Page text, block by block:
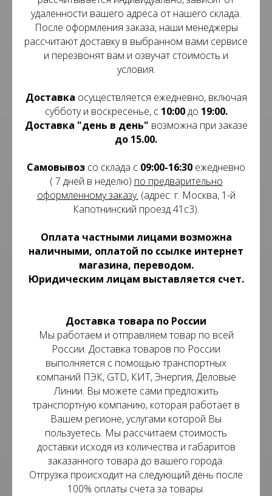
удаленности вашего адреса от нашего склада.
После оформления заказа, наши менеджеры
рассчитают доставку в выбранном вами сервисе
и перезвонят вам и озвучат стоимость и
условия.
Доставка осуществляется ежедневно, включая
субботу и воскресенье, с 10:00до 19:00.
Доставка "день в день" возможна при заказе
до 15.00.
Самовывоз со склада с 09:00-16:30 ежедневно
( 7 дней в неделю) по предварительно
оформленному заказу. (адрес: г. Москва, 1-й
Капотнинский проезд 41с3).
Оплата частными лицами возможна
наличными, оплатой по ссылке интернет
магазина, переводом.
Юридическим лицам выставляется счет.
Доставка товара по России
Мы работаем и отправляем товар по всей
России. Доставка товаров по России
выполняется с помощью транспортных
компаний ПЭК, GTD, КИТ, Энергия, Деловые
Линии. Вы можете сами предложить
транспортную компанию, которая работает в
Вашем регионе, услугами которой Вы
пользуетесь. Мы рассчитаем стоимость
доставки исходя из количества и габаритов
заказанного товара до вашего города.
Отгрузка происходит на следующий день после
100% оплаты счета за товары.